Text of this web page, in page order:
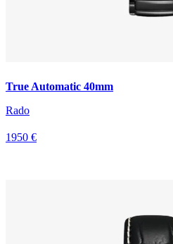
True Automatic 40mm
Rado
1950 €